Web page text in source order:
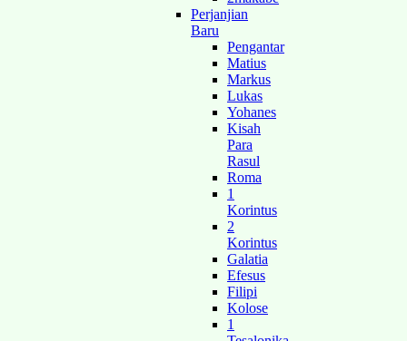
Perjanjian
Baru
Pengantar
Matius
Markus
Lukas
Yohanes
Kisah
Para
Rasul
Roma
1
Korintus
2
Korintus
Galatia
Efesus
Filipi
Kolose
1